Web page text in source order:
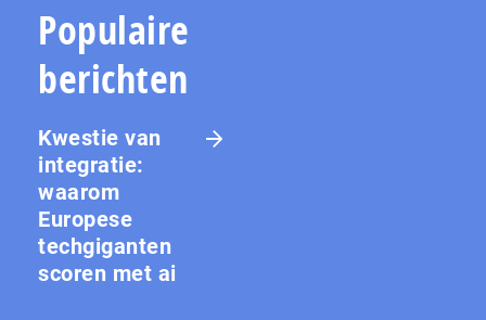
Populaire
berichten
Kwestie van
integratie:
waarom
Europese
techgiganten
scoren met ai